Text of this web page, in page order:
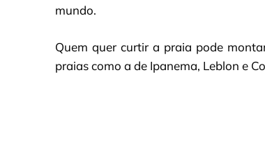
mundo.
Quem quer curtir a praia pode
praias como a de Ipanema, Leblon e